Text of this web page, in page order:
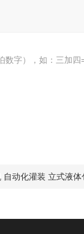
数字），如：三加四
自动化灌装 立式液体